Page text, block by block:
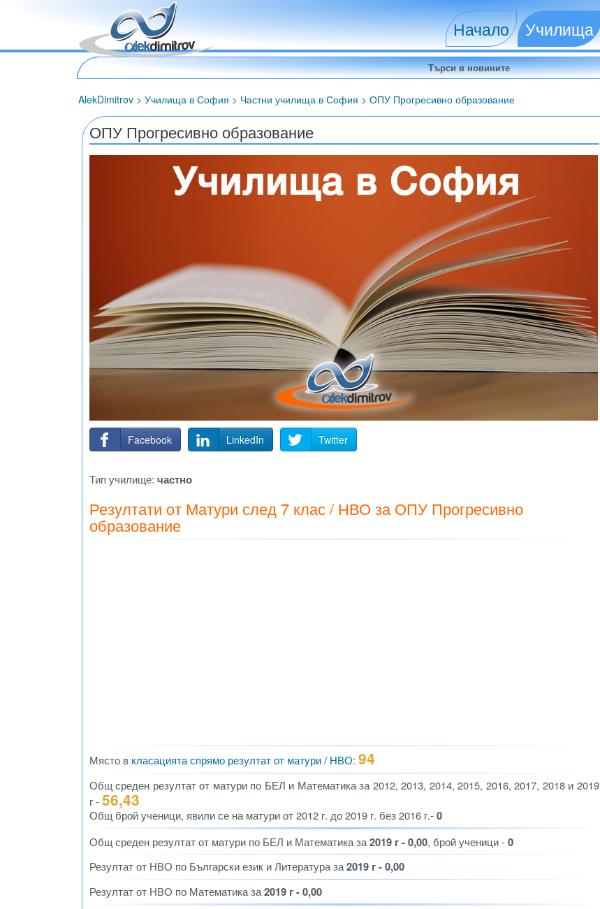
Начало Училища
AlekDimitrov > Училища в София > Частни училища в София > ОПУ Прогресивно образование
ОПУ Прогресивно образование
Facebook LinkedIn Twitter
Тип училище: частно
Резултати от Матури след 7 клас / НВО за ОПУ Прогресивно
образование
Място в класацията спрямо резултат от матури / НВО: 94
Общ среден резултат от матури по БЕЛ и Математика за 2012, 2013, 2014, 2015, 2016, 2017, 2018 и 2019
г -56,43
Общ брой ученици, явили се на матури от 2012 г. до 2019 г. без 2016 г.-0
Общ среден резултат от матури по БЕЛ и Математика за2019 г - 0,00, брой ученици -0
Резултат от НВО по Български език и Литература за2019 г - 0,00
Резултат от НВО по Математика за2019 г - 0,00